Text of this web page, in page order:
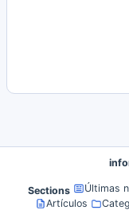
Sections
Últimas
Artículos